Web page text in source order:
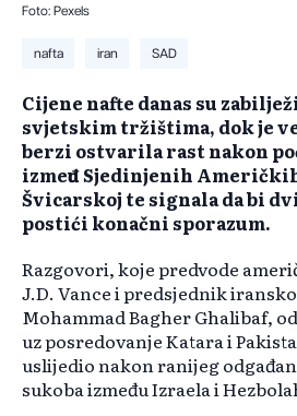
Foto: Pexels
nafta iran SAD
Cijene nafte danas su
svjetskim tržištima, dok je
berzi ostvarila rast nakon
između Sjedinjenih
Švicarskoj te signala da bi
postići konačni sporazum.
Razgovori, koje predvode
J.D. Vance i predsjednik
Mohammad Bagher Ghalibaf,
uz posredovanje Katara i
uslijedio nakon ranijeg
sukoba između Izraela i